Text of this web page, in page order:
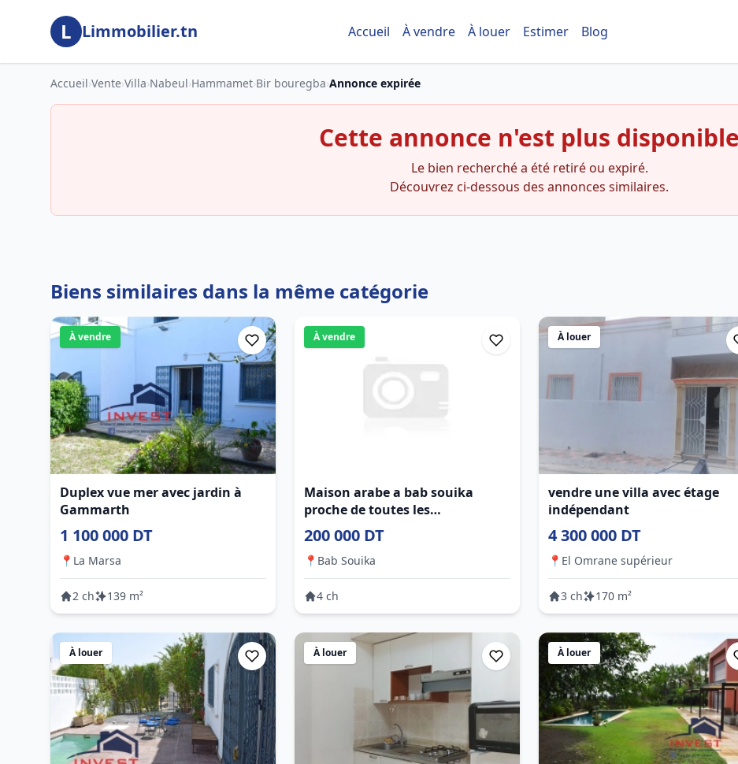
Aller au contenu principal
L Limmobilier.tn Accueil À vendre À louer Estimer Blog
Accueil›Vente›Villa›Nabeul›Hammamet›Bir bouregba›Annonce expirée
Cette annonce n'est plus disponible
Le bien recherché a été retiré ou expiré.
Découvrez ci-dessous des annonces similaires.
Biens similaires dans la même catégorie
À vendre
Duplex vue mer avec jardin à
Gammarth
1 100 000 DT
📍 La Marsa
2 ch 139 m²
À vendre
Maison arabe a bab souika
proche de toutes les
commodités
200 000 DT
📍 Bab Souika
4 ch
À louer
vendre une villa avec étage
indépendant
4 300 000 DT
📍 El Omrane supérieur
3 ch 170 m²
À louer À louer À louer